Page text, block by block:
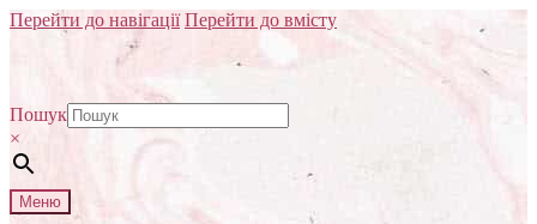
Перейти до навігації Перейти до вмісту
Пошук
×
Меню